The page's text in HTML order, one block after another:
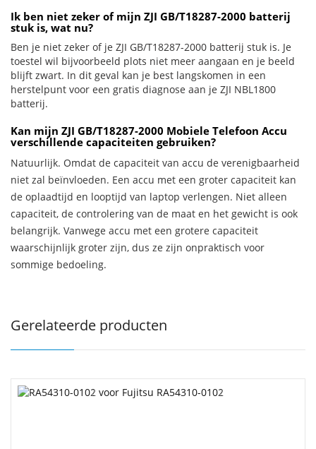
Ik ben niet zeker of mijn ZJI GB/T18287-2000 batterij
stuk is, wat nu?
Ben je niet zeker of je ZJI GB/T18287-2000 batterij stuk is. Je
toestel wil bijvoorbeeld plots niet meer aangaan en je beeld
blijft zwart. In dit geval kan je best langskomen in een
herstelpunt voor een gratis diagnose aan je ZJI NBL1800
batterij.
Kan mijn ZJI GB/T18287-2000 Mobiele Telefoon Accu
verschillende capaciteiten gebruiken?
Natuurlijk. Omdat de capaciteit van accu de verenigbaarheid
niet zal beïnvloeden. Een accu met een groter capaciteit kan
de oplaadtijd en looptijd van laptop verlengen. Niet alleen
capaciteit, de controlering van de maat en het gewicht is ook
belangrijk. Vanwege accu met een grotere capaciteit
waarschijnlijk groter zijn, dus ze zijn onpraktisch voor
sommige bedoeling.
Gerelateerde producten